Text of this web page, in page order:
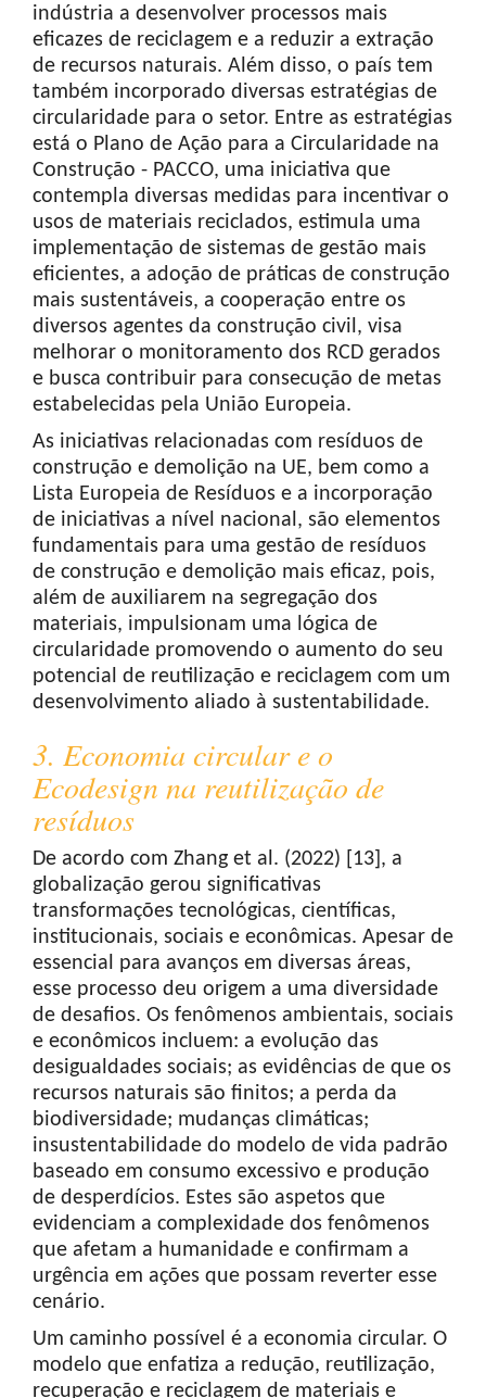
indústria a desenvolver processos mais
eficazes de reciclagem e a reduzir a extração
de recursos naturais. Além disso, o país tem
também incorporado diversas estratégias de
circularidade para o setor. Entre as estratégias
está o Plano de Ação para a Circularidade na
Construção - PACCO, uma iniciativa que
contempla diversas medidas para incentivar o
usos de materiais reciclados, estimula uma
implementação de sistemas de gestão mais
eficientes, a adoção de práticas de construção
mais sustentáveis, a cooperação entre os
diversos agentes da construção civil, visa
melhorar o monitoramento dos RCD gerados
e busca contribuir para consecução de metas
estabelecidas pela União Europeia.
As iniciativas relacionadas com resíduos de
construção e demolição na UE, bem como a
Lista Europeia de Resíduos e a incorporação
de iniciativas a nível nacional, são elementos
fundamentais para uma gestão de resíduos
de construção e demolição mais eficaz, pois,
além de auxiliarem na segregação dos
materiais, impulsionam uma lógica de
circularidade promovendo o aumento do seu
potencial de reutilização e reciclagem com um
desenvolvimento aliado à sustentabilidade.
3. Economia circular e o
Ecodesign na reutilização de
resíduos
De acordo com Zhang et al. (2022) [13], a
globalização gerou significativas
transformações tecnológicas, científicas,
institucionais, sociais e econômicas. Apesar de
essencial para avanços em diversas áreas,
esse processo deu origem a uma diversidade
de desafios. Os fenômenos ambientais, sociais
e econômicos incluem: a evolução das
desigualdades sociais; as evidências de que os
recursos naturais são finitos; a perda da
biodiversidade; mudanças climáticas;
insustentabilidade do modelo de vida padrão
baseado em consumo excessivo e produção
de desperdícios. Estes são aspetos que
evidenciam a complexidade dos fenômenos
que afetam a humanidade e confirmam a
urgência em ações que possam reverter esse
cenário.
Um caminho possível é a economia circular. O
modelo que enfatiza a redução, reutilização,
recuperação e reciclagem de materiais e